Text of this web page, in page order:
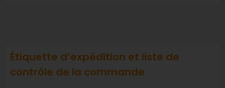
Étiquette d’expédition et liste de
contrôle de la commande